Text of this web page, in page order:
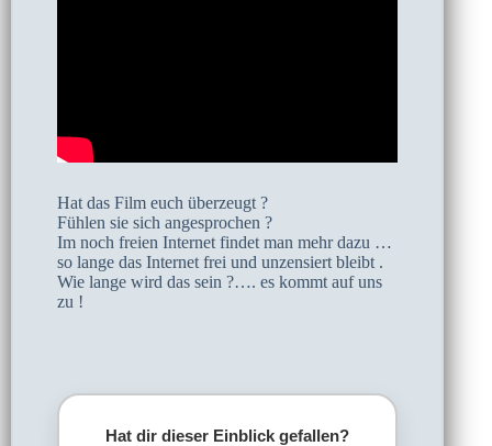
Hat das Film euch überzeugt ?
Fühlen sie sich angesprochen ?
Im noch freien Internet findet man mehr dazu …
so lange das Internet frei und unzensiert bleibt .
Wie lange wird das sein ?…. es kommt auf uns
zu !
Hat dir dieser Einblick gefallen?